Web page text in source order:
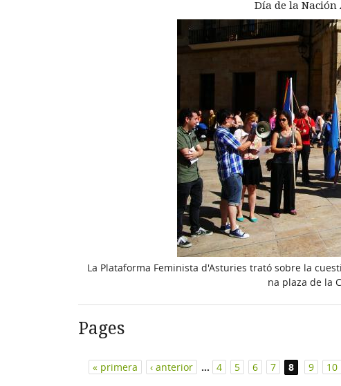
Día de la Nación
La Plataforma Feminista d'Asturies trató sobre la
na plaza de la
Pages
« primera ‹ anterior … 4 5 6 7 8 9 10